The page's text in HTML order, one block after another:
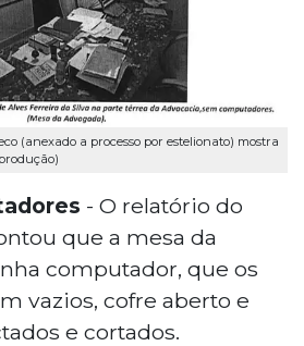
(anexado a processo por estelionato) mostra
- O relatório do
que a mesa da
computador, que os
vazios, cofre aberto e
e cortados.